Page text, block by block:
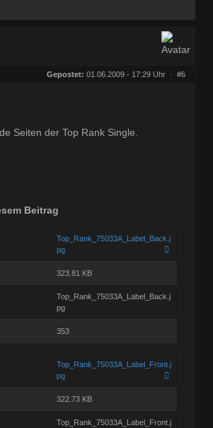
Gepostet: 01.06.2009 - 17:29 Uhr · #6
Seiten der Top Rank Single.
Beitrag
Top_Rank_75033A_Label_Back.j
pg
323.81 KB
Top_Rank_75033A_Label_Back.j
pg
353
Top_Rank_75033A_Label_Front.j
pg
322.73 KB
Top_Rank_75033A_Label_Front.j